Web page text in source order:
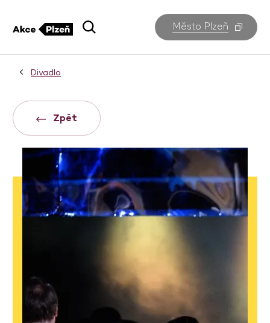
Město Plzeň
Divadlo
Zpět